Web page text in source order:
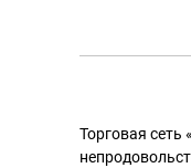
Торговая